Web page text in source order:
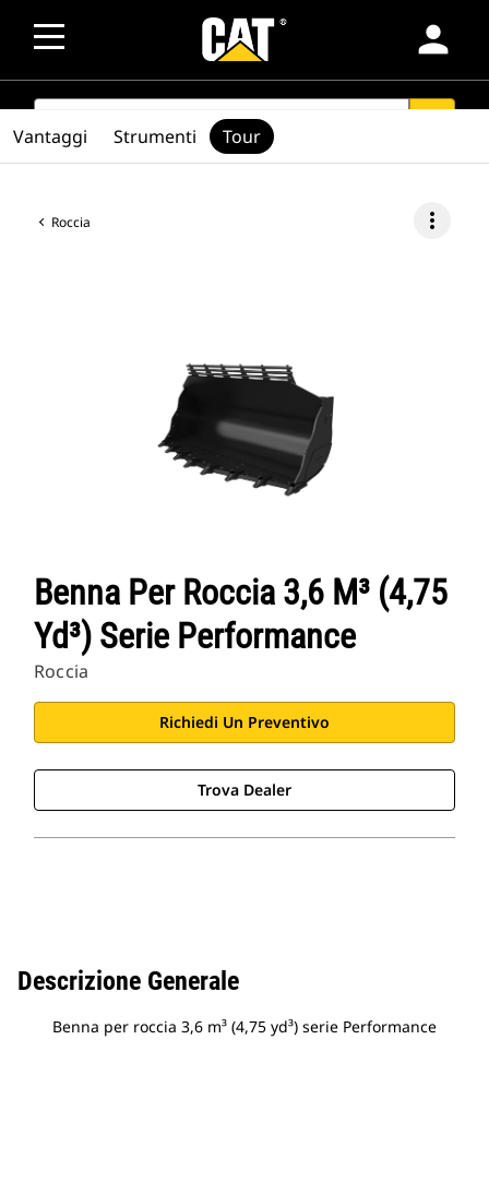
person
SEARCH
Roccia more_vert
Benna Per Roccia 3,6 M³ (4,75
Yd³) Serie Performance
Roccia
Richiedi Un Preventivo
Trova Dealer
Vantaggi Strumenti Tour
Descrizione Generale
Benna per roccia 3,6 m³ (4,75 yd³) serie Performance